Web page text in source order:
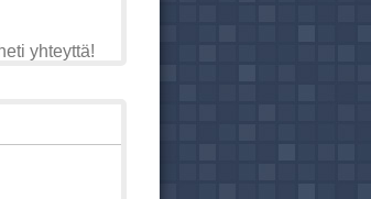
yhteyttä!